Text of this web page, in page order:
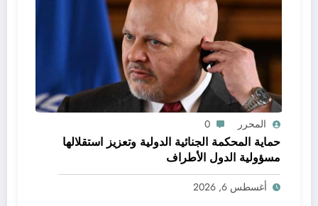
المحرر 0
حماية المحكمة الجنائية الدولية وتعزيز استقلالها
مسؤولية الدول الأطراف
أغسطس 6, 2026